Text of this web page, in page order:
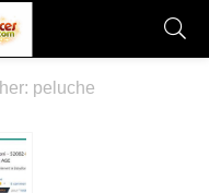
peluche